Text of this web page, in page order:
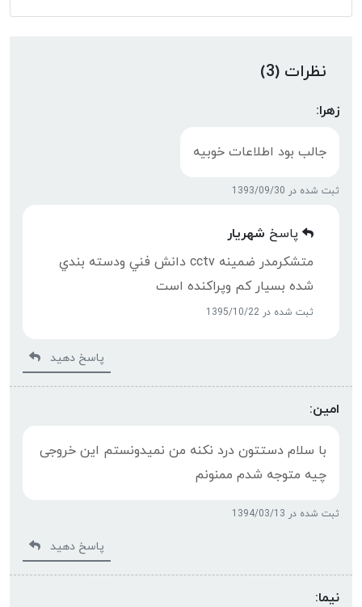
نظرات (3)
زهرا:
جالب بود اطلاعات خوبیه
ثبت شده در 1393/09/30
پاسخ شهريار
متشكرمدر ضمينه cctv دانش فني ودسته بندي
شده بسيار كم وپراكنده است
ثبت شده در 1395/10/22
پاسخ دهید
امین:
با سلام دستتون درد نکنه من نمیدونستم این خروجی
چیه متوجه شدم ممنونم
ثبت شده در 1394/03/13
پاسخ دهید
نیما: